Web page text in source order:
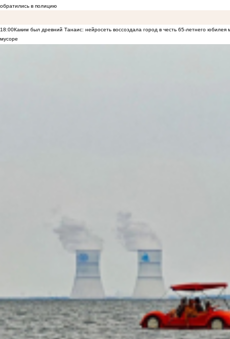
обратились в полицию
18:00Каким был древний Танаис: нейросеть воссоздала город в честь 65-летнего юбилея
мусоре